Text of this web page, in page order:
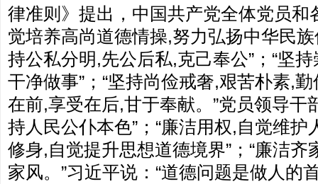
律准则》提出，中国共产党全体党员和
觉培养高尚道德情操,努力弘扬中华民
持公私分明,先公后私,克己奉公”；“坚
干净做事”；“坚持尚俭戒奢,艰苦朴素,勤
在前,享受在后,甘于奉献。”党员领导干
持人民公仆本色”；“廉洁用权,自觉维护
修身,自觉提升思想道德境界”；“廉洁
家风。”习近平说：“道德问题是做人的